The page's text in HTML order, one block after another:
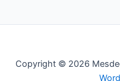
Copyright © 2026